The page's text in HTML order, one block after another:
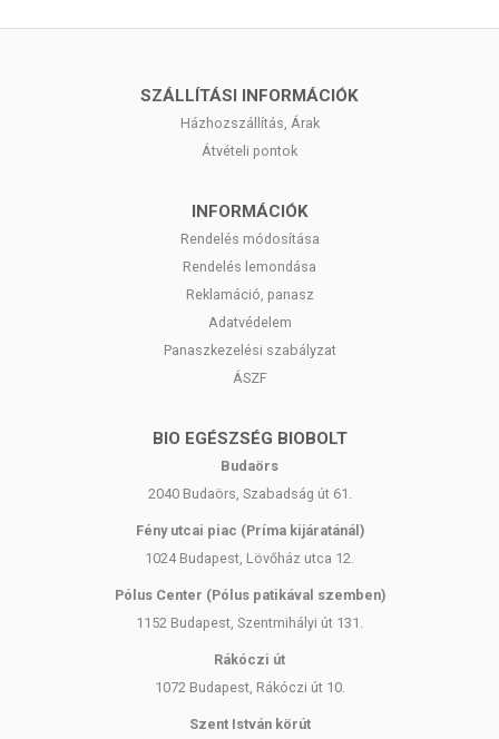
SZÁLLÍTÁSI INFORMÁCIÓK
Házhozszállítás, Árak
Átvételi pontok
INFORMÁCIÓK
Rendelés módosítása
Rendelés lemondása
Reklamáció, panasz
Adatvédelem
Panaszkezelési szabályzat
ÁSZF
BIO EGÉSZSÉG BIOBOLT
Budaörs
2040 Budaörs, Szabadság út 61.
Fény utcai piac (Príma kijáratánál)
1024 Budapest, Lövőház utca 12.
Pólus Center (Pólus patikával szemben)
1152 Budapest, Szentmihályi út 131.
Rákóczi út
1072 Budapest, Rákóczi út 10.
Szent István körút